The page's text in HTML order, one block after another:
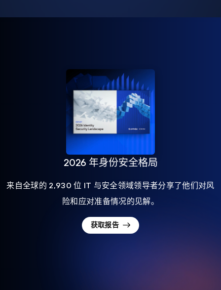
2026 年身份安全格局
来自全球的 2,930 位 IT 与安全领域领导者分享了他们对风
险和应对准备情况的见解。
获取报告